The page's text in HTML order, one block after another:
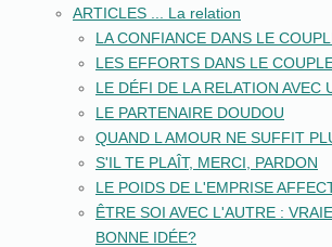
ARTICLES ... La relation
LA CONFIANCE DANS LE
LES EFFORTS DANS LE
LE DÉFI DE LA RELATION AVEC
LE PARTENAIRE DOUDOU
QUAND L AMOUR NE SUFFIT
S'IL TE PLAÎT, MERCI, PARDON
LE POIDS DE L'EMPRISE
ÊTRE SOI AVEC L'AUTRE :
BONNE IDÉE?